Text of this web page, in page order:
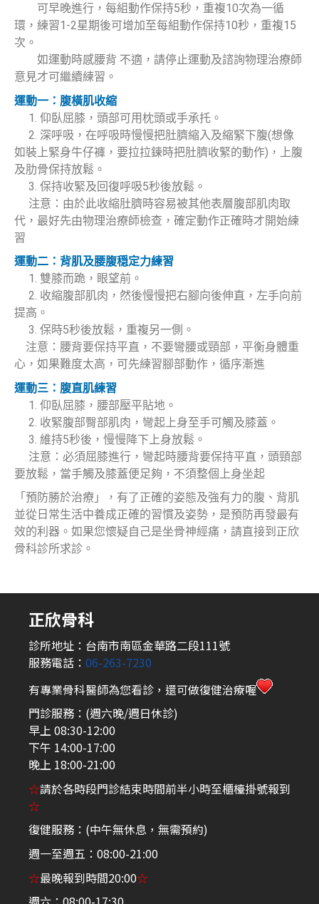
可早晚進行，每組動作保持5秒，重複10次為一循
環，練習1-2星期後可增加至每組動作保持10秒，重複15
次。
如運動時感腰背 不適，請停止運動及諮詢物理治療師
意見才可繼續練習。
運動一：腹橫肌收縮
1. 仰臥屈膝，頭部可用枕頭或手承托。
2. 深呼吸，在呼吸時慢慢把肚臍縮入及縮緊下腹(想像
如裝上緊身牛仔褲，要拉拉鍊時把肚臍收緊的動作)，上腹
及肋骨保持放鬆。
3. 保持收緊及回復呼吸5秒後放鬆。
注意：由於此收縮肚臍時容易被其他表層腹部肌肉取
代，最好先由物理治療師檢查，確定動作正確時才開始練
習
運動二：背肌及腰腹穏定力練習
1. 雙膝而跪，眼望前。
2. 收縮腹部肌肉，然後慢慢把右腳向後伸直，左手向前
提高。
3. 保時5秒後放鬆，重複另一側。
注意：腰背要保持平直，不要彎腰或頸部，平衡身體重
心，如果難度太高，可先練習腳部動作，循序漸進
運動三：腹直肌練習
1. 仰臥屈膝，腰部壓平貼地。
2. 收緊腹部臀部肌肉，彎起上身至手可觸及膝蓋。
3. 維持5秒後，慢慢降下上身放鬆。
注意：必須屈膝進行，彎起時腰背要保持平直，頭頸部
要放鬆，當手觸及膝蓋便足夠，不須整個上身坐起
「預防勝於治療」，有了正確的姿態及強有力的腹、背肌
並從日常生活中養成正確的習慣及姿勢，是預防再發最有
效的利器。如果您懷疑自己是坐骨神經痛，請直接到正欣
骨科診所求診。
正欣骨科
診所地址：台南市南區金華路二段111號
服務電話： 06-263-7230
有專業骨科醫師為您看診，還可做復健治療喔
門診服務：(週六晚/週日休診)
早上 08:30-12:00
下午 14:00-17:00
晚上 18:00-21:00
☆請於各時段門診結束時間前半小時至櫃檯掛號報到
☆
復健服務：(中午無休息，無需預約)
週一至週五：08:00-21:00
☆最晚報到時間20:00☆